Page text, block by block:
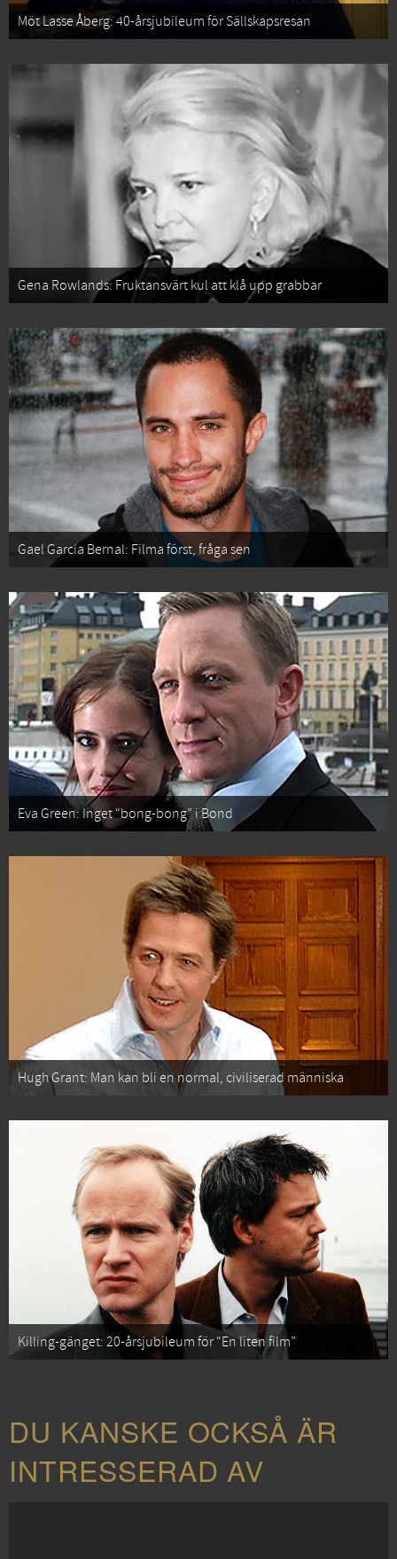
Möt Lasse Åberg: 40-årsjubileum för Sällskapsresan
Gena Rowlands: Fruktansvärt kul att klå upp grabbar
Gael García Bernal: Filma först, fråga sen
Eva Green: Inget “bong-bong” i Bond
Hugh Grant: Man kan bli en normal, civiliserad människa
Killing-gänget: 20-årsjubileum för “En liten film”
DU KANSKE OCKSÅ ÄR
INTRESSERAD AV